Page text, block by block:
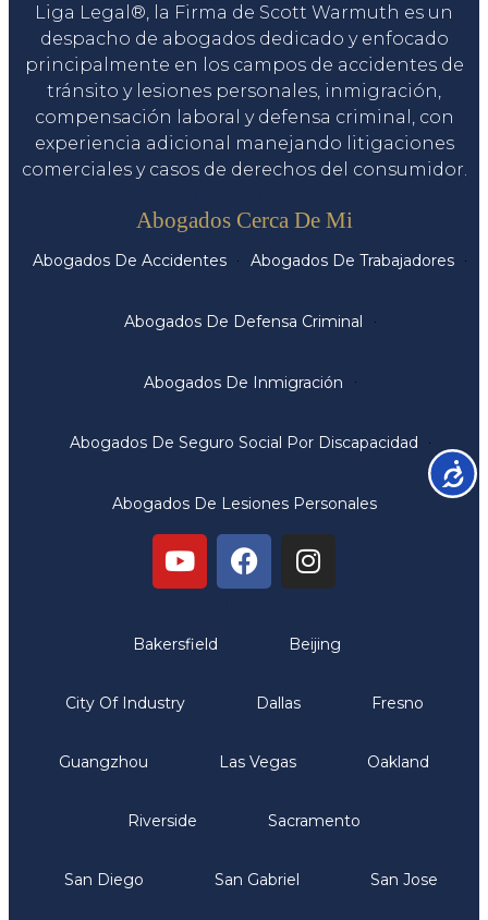
Liga Legal®, la Firma de Scott Warmuth es un
despacho de abogados dedicado y enfocado
principalmente en los campos de accidentes de
tránsito y lesiones personales, inmigración,
compensación laboral y defensa criminal, con
experiencia adicional manejando litigaciones
comerciales y casos de derechos del consumidor.
Abogados Cerca De Mi
Abogados De Accidentes Abogados De Trabajadores
Abogados De Defensa Criminal
Abogados De Inmigración
Abogados De Seguro Social Por Discapacidad
Abogados De Lesiones Personales
Bakersfield Beijing
City Of Industry Dallas Fresno
Guangzhou Las Vegas Oakland
Riverside Sacramento
San Diego San Gabriel San Jose